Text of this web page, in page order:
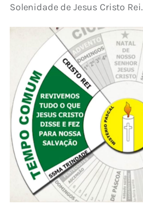
Solenidade de Jesus Cristo Rei.